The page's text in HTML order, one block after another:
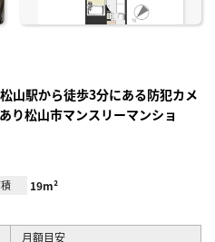
山駅から徒歩3分にある防犯カメ
り松山市マンスリーマンショ
19m²
月額目安